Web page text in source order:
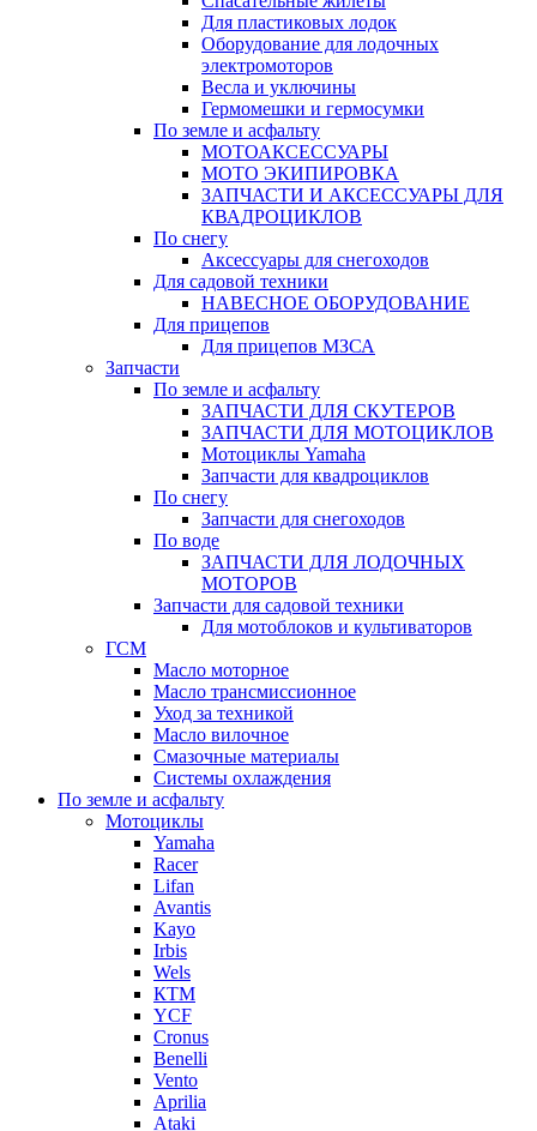
Для пластиковых лодок
Оборудование для лодочных
электромоторов
Весла и уключины
Гермомешки и гермосумки
По земле и асфальту
МОТОАКСЕССУАРЫ
МОТО ЭКИПИРОВКА
ЗАПЧАСТИ И АКСЕССУАРЫ ДЛЯ
КВАДРОЦИКЛОВ
По снегу
Аксессуары для снегоходов
Для садовой техники
НАВЕСНОЕ ОБОРУДОВАНИЕ
Для прицепов
Для прицепов МЗСА
Запчасти
По земле и асфальту
ЗАПЧАСТИ ДЛЯ СКУТЕРОВ
ЗАПЧАСТИ ДЛЯ МОТОЦИКЛОВ
Мотоциклы Yamaha
Запчасти для квадроциклов
По снегу
Запчасти для снегоходов
По воде
ЗАПЧАСТИ ДЛЯ ЛОДОЧНЫХ
МОТОРОВ
Запчасти для садовой техники
Для мотоблоков и культиваторов
ГСМ
Масло моторное
Масло трансмиссионное
Уход за техникой
Масло вилочное
Смазочные материалы
Системы охлаждения
По земле и асфальту
Мотоциклы
Yamaha
Racer
Lifan
Avantis
Kayo
Irbis
Wels
КТМ
YCF
Cronus
Benelli
Vento
Aprilia
Ataki